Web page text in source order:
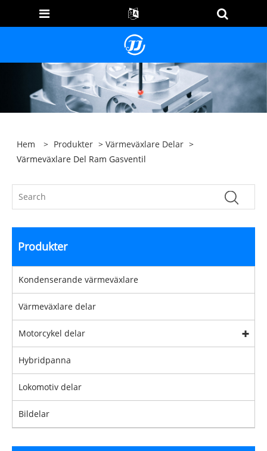
Hem > Produkter >Värmeväxlare Delar >
Värmeväxlare Del Ram Gasventil
Produkter
Kondenserande värmeväxlare
Värmeväxlare delar
Motorcykel delar
Hybridpanna
Lokomotiv delar
Bildelar